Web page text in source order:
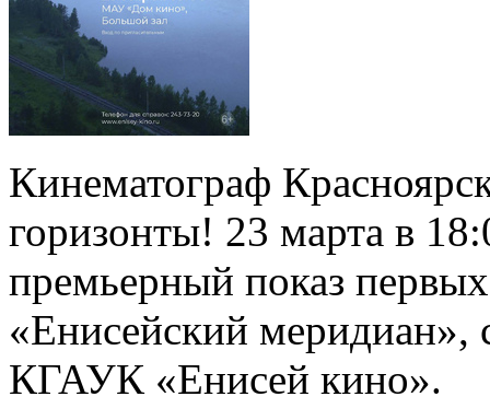
Кинематограф
горизонты! 23 марта в
премьерный показ
«Енисейский меридиан»,
КГАУК «Енисей кино».